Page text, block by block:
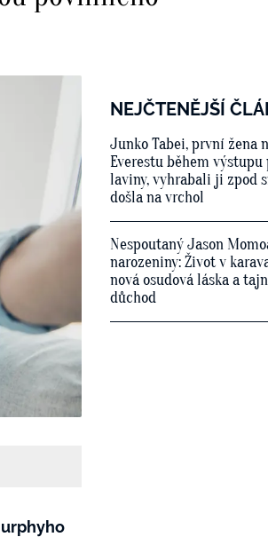
NEJČTENĚJŠÍ
Junko Tabei, první žena
Everestu během
laviny, vyhrabali ji zpod
došla na vrchol
Nespoutaný Jason
narozeniny: Život v
nová osudová láska a
důchod